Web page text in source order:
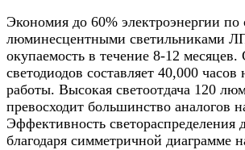
Экономия до 60% электроэнергии
люминесцентными светильниками
окупаемость в течение 8-12
светодиодов составляет 40,000
работы. Высокая светоотдача 120
превосходит большинство аналогов
Эффективность светораспределения
благодаря симметричной диаграмме